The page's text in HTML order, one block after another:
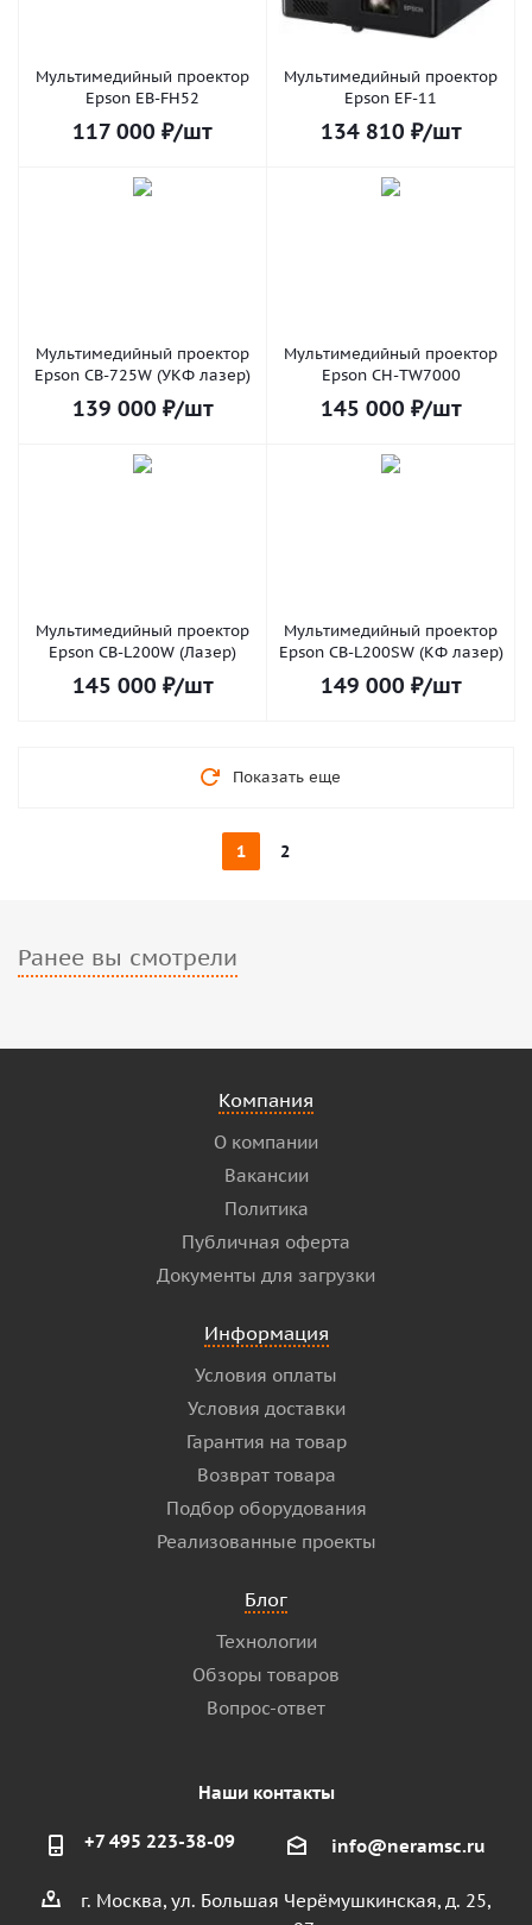
Мультимедийный проектор
Epson EB-FH52
117 000 ₽/шт
Мультимедийный проектор
Epson EF-11
134 810 ₽/шт
Мультимедийный проектор
Epson CB-725W (УКФ лазер)
139 000 ₽/шт
Мультимедийный проектор
Epson CH-TW7000
145 000 ₽/шт
Мультимедийный проектор
Epson CB-L200W (Лазер)
145 000 ₽/шт
Мультимедийный проектор
Epson CB-L200SW (КФ лазер)
149 000 ₽/шт
Показать еще
1 2
Ранее вы смотрели
Компания
О компании
Вакансии
Политика
Публичная оферта
Документы для загрузки
Информация
Условия оплаты
Условия доставки
Гарантия на товар
Возврат товара
Подбор оборудования
Реализованные проекты
Блог
Технологии
Обзоры товаров
Вопрос-ответ
Наши контакты
+7 495 223-38-09 info@neramsc.ru
г. Москва, ул. Большая Черёмушкинская, д. 25,